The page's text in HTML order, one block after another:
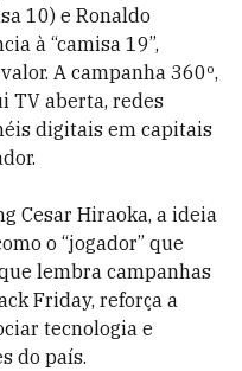
10) e Ronaldo
à “camisa 19”,
A campanha 360º,
TV aberta, redes
digitais em capitais
Cesar Hiraoka, a ideia
o “jogador” que
lembra campanhas
Friday, reforça a
tecnologia e
do país.